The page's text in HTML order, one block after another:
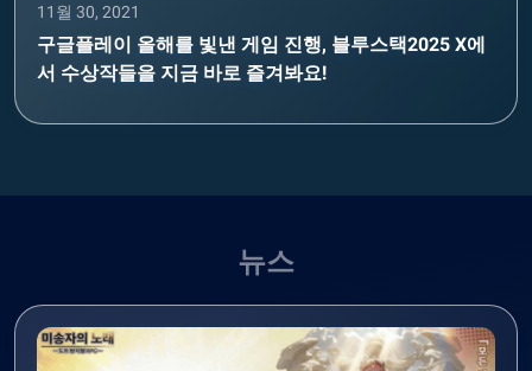
11월 30, 2021
구글플레이 올해를 빛낸 게임 진행, 블루스택2025 X에
서 수상작들을 지금 바로 즐겨봐요!
뉴스